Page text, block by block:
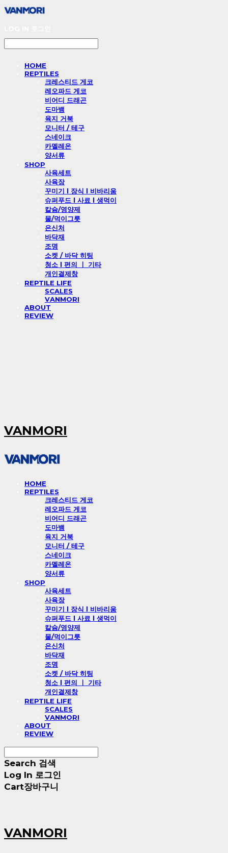
HOME
REPTILES
크레스티드 게코
레오파드 게코
비어디 드래곤
도마뱀
육지 거북
모니터 / 테구
스네이크
카멜레온
양서류
SHOP
사육세트
사육장
꾸미기 l 장식 l 비바리움
슈퍼푸드 l 사료 l 생먹이
칼슘/영양제
물/먹이그릇
은신처
바닥재
조명
소켓 / 바닥 히팅
청소 l 편의 ㅣ 기타
개인결제창
REPTILE LIFE
SCALES
VANMORI
ABOUT
REVIEW
VANMORI
HOME
REPTILES
크레스티드 게코
레오파드 게코
비어디 드래곤
도마뱀
육지 거북
모니터 / 테구
스네이크
카멜레온
양서류
SHOP
사육세트
사육장
꾸미기 l 장식 l 비바리움
슈퍼푸드 l 사료 l 생먹이
칼슘/영양제
물/먹이그릇
은신처
바닥재
조명
소켓 / 바닥 히팅
청소 l 편의 ㅣ 기타
개인결제창
REPTILE LIFE
SCALES
VANMORI
ABOUT
REVIEW
Search 검색
Log In 로그인
Cart장바구니
VANMORI